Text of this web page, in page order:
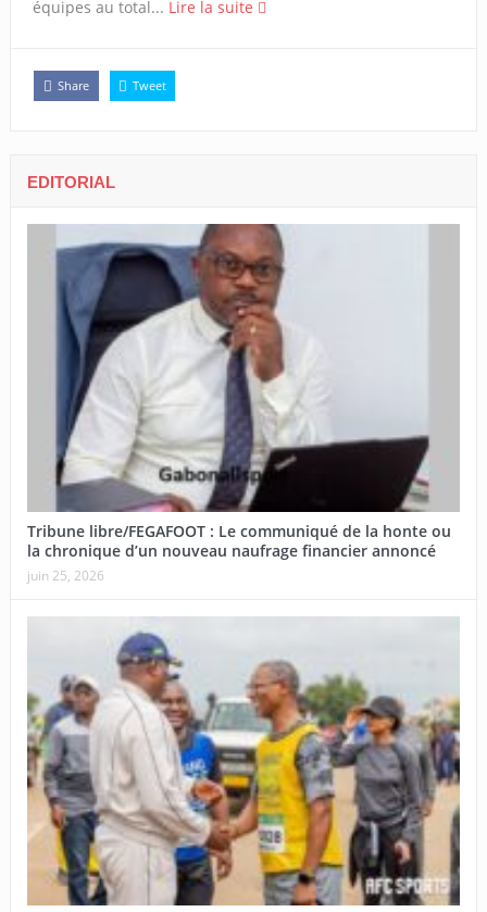
équipes au total... Lire la suite
Share Tweet
EDITORIAL
Tribune libre/FEGAFOOT : Le communiqué de la honte ou
la chronique d’un nouveau naufrage financier annoncé
juin 25, 2026